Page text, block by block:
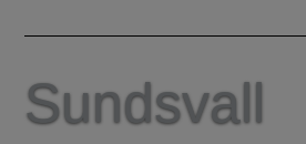
Sundsvall
Sundsvall